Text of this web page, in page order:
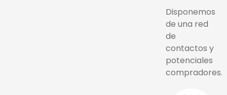
Disponemos
de una red
de
contactos y
potenciales
compradores.